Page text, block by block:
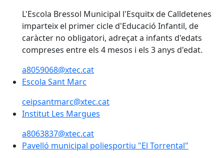
L'Escola Bressol Municipal l'Esquitx de Calldetenes
imparteix el primer cicle d'Educació Infantil, de
caràcter no obligatori, adreçat a infants d'edats
compreses entre els 4 mesos i els 3 anys d'edat.
a8059068@xtec.cat
Escola Sant Marc
Escola Sant Marc
ceipsantmarc@xtec.cat
Institut Les Margues
Institut Les Margues
a8063837@xtec.cat
Pavelló municipal poliesportiu "El Torrental"
Pavelló municipal poliesportiu "El Torrental"